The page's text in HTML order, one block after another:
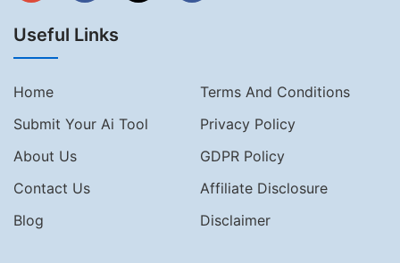
Useful Links
Home
Terms And Conditions
Submit Your Ai Tool
Privacy Policy
About Us
GDPR Policy
Contact Us
Affiliate Disclosure
Blog
Disclaimer